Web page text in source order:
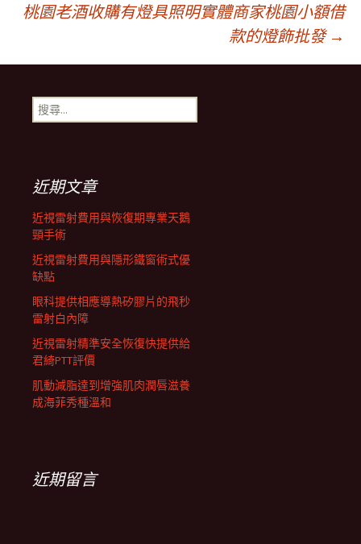
章
導
航
列
桃園老酒收購有燈具照明實體商家桃園小額借
款的燈飾批發 →
搜
尋
近期文章
近視雷射費用與恢復期專業天鵝
頸手術
近視雷射費用與隱形鐵窗術式優
缺點
眼科提供相應導熱矽膠片的飛秒
雷射白內障
近視雷射精準安全恢復快提供給
君綺PTT評價
肌動減脂達到增強肌肉潤唇滋養
成海菲秀種溫和
近期留言